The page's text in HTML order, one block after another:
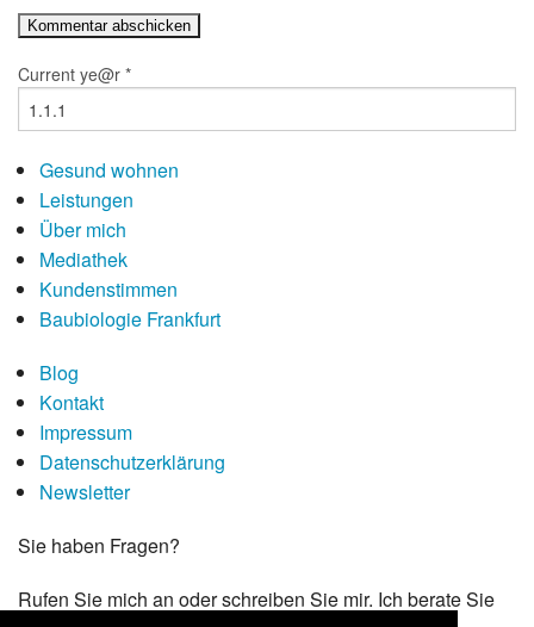
Current ye@r *
Gesund wohnen
Leistungen
Über mich
Mediathek
Kundenstimmen
Baubiologie Frankfurt
Blog
Kontakt
Impressum
Da­ten­schutz­er­klä­rung
Newsletter
Sie haben Fragen?
Rufen Sie mich an oder schreiben Sie mir. Ich berate Sie